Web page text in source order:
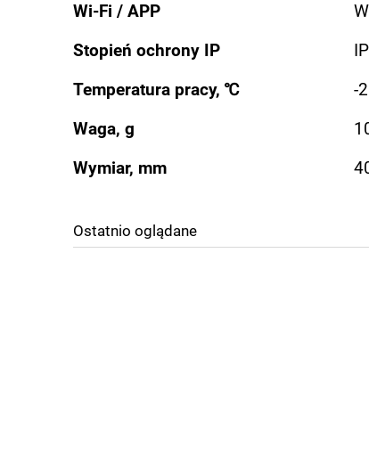
Wi-Fi / APP
Stopień ochrony IP
Temperatura pracy, ℃
-
Waga, g
Wymiar, mm
Ostatnio oglądane